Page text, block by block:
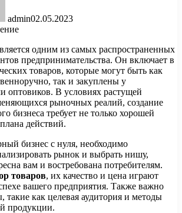
admin02.05.2023
одним из самых распространенных
предпринимательства. Он включает в
товаров, которые могут быть как
так и закуплены у
оптовиков. В условиях растущей
рыночных реалий, создание
бизнеса требует не только хорошей
действий.
бизнес с нуля, необходимо
рынок и выбрать нишу,
вам и востребована потребителям.
товаров, их качество и цена играют
вашего предприятия. Также важно
такие как целевая аудитория и методы
продукции.